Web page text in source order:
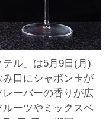
ル」は5月9日(月)
口にシャボン玉が
ーバーの香りが広
ーツやミックスベ